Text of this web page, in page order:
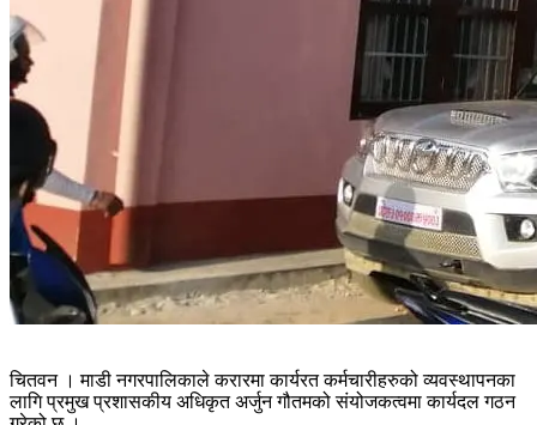
चितवन । माडी नगरपालिकाले करारमा कार्यरत कर्मचारीहरुको व्यवस्थापनका
लागि प्रमुख प्रशासकीय अधिकृत अर्जुन गौतमको संयोजकत्वमा कार्यदल गठन